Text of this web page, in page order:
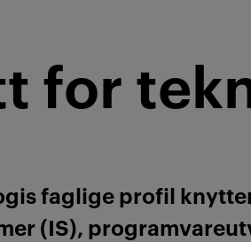
for
faglige profil
(IS),